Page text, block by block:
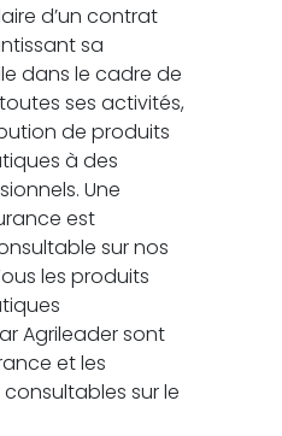
d’un contrat
sa
dans le cadre de
ses activités,
de produits
à des
Une
est
sur nos
les produits
Agrileader sont
et les
sur le